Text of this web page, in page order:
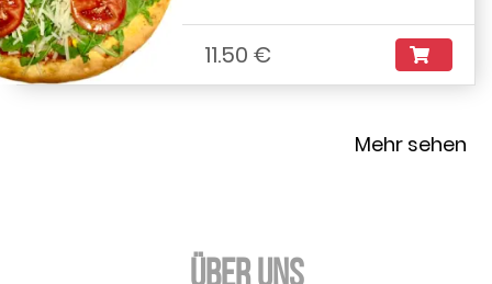
11.50 €
Mehr sehen